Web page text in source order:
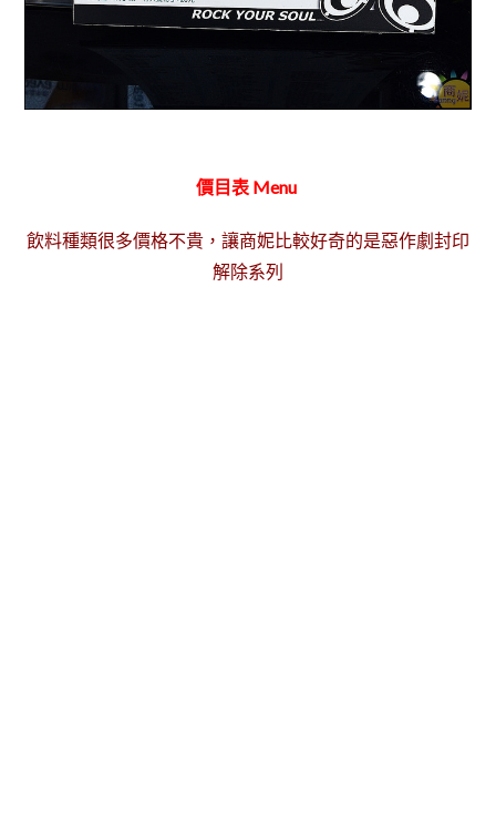
價目表 Menu
飲料種類很多價格不貴，讓商妮比較好奇的是惡作劇封印
解除系列